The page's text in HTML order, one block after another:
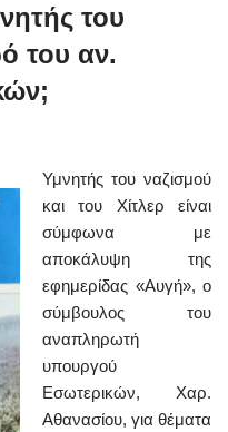
του
του αν.
Υμνητής του ναζισμού
και του Χίτλερ είναι
σύμφωνα με
αποκάλυψη της
εφημερίδας «Αυγή», ο
σύμβουλος του
αναπληρωτή
υπουργού
Εσωτερικών, Χαρ.
Αθανασίου, για θέματα